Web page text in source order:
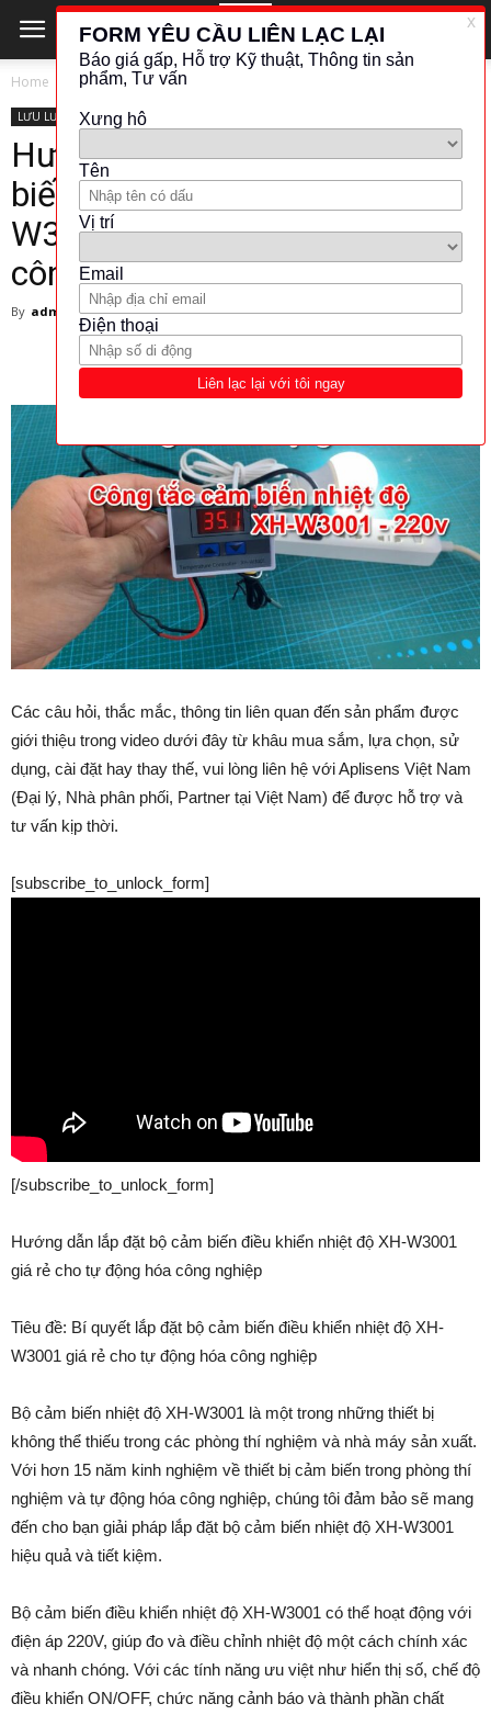
Home LƯU LƯỢNG - ĐO MỨC
LƯU LƯỢNG - ĐO MỨC
Hướng dẫn lắp đặt bộ cảm
biến điều khiển nhiệt độ XH-
W3001 giá rẻ cho tự động hóa
công nghiệp
By admin - 11 March 2025 314
Các câu hỏi, thắc mắc, thông tin liên quan đến sản phẩm được
giới thiệu trong video dưới đây từ khâu mua sắm, lựa chọn, sử
dụng, cài đặt hay thay thế, vui lòng liên hệ với Aplisens Việt Nam
(Đại lý, Nhà phân phối, Partner tại Việt Nam) để được hỗ trợ và
tư vấn kịp thời.
[subscribe_to_unlock_form]
[/subscribe_to_unlock_form]
Hướng dẫn lắp đặt bộ cảm biến điều khiển nhiệt độ XH-W3001
giá rẻ cho tự động hóa công nghiệp
Tiêu đề: Bí quyết lắp đặt bộ cảm biến điều khiển nhiệt độ XH-
W3001 giá rẻ cho tự động hóa công nghiệp
Bộ cảm biến nhiệt độ XH-W3001 là một trong những thiết bị
không thể thiếu trong các phòng thí nghiệm và nhà máy sản xuất.
Với hơn 15 năm kinh nghiệm về thiết bị cảm biến trong phòng thí
nghiệm và tự động hóa công nghiệp, chúng tôi đảm bảo sẽ mang
đến cho bạn giải pháp lắp đặt bộ cảm biến nhiệt độ XH-W3001
hiệu quả và tiết kiệm.
Bộ cảm biến điều khiển nhiệt độ XH-W3001 có thể hoạt động với
điện áp 220V, giúp đo và điều chỉnh nhiệt độ một cách chính xác
và nhanh chóng. Với các tính năng ưu việt như hiển thị số, chế độ
điều khiển ON/OFF, chức năng cảnh báo và thành phần chất